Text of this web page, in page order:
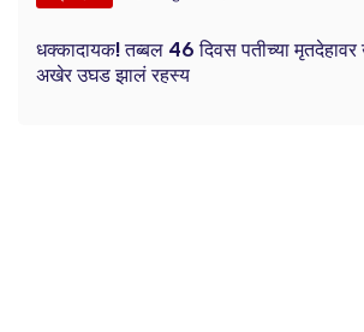
धक्कादायक! तब्बल 46 दिवस पतीच्या
अखेर उघड झालं रहस्य